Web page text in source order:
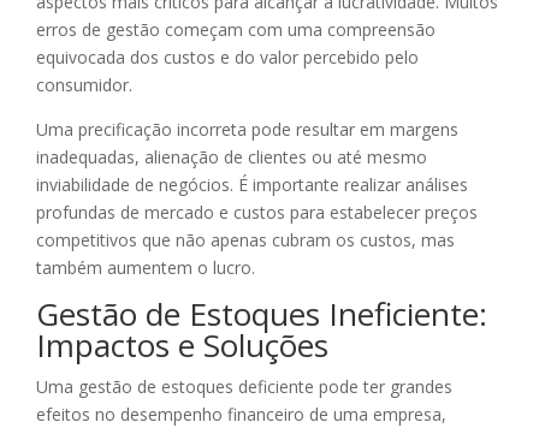
erros de gestão começam com uma compreensão
equivocada dos custos e do valor percebido pelo
consumidor.
Uma precificação incorreta pode resultar em margens
inadequadas, alienação de clientes ou até mesmo
inviabilidade de negócios. É importante realizar análises
profundas de mercado e custos para estabelecer preços
competitivos que não apenas cubram os custos, mas
também aumentem o lucro.
Gestão de Estoques Ineficiente:
Impactos e Soluções
Uma gestão de estoques deficiente pode ter grandes
efeitos no desempenho financeiro de uma empresa,